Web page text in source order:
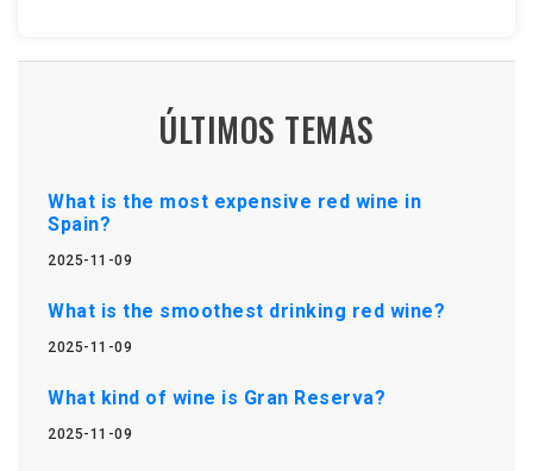
ÚLTIMOS TEMAS
What is the most expensive red wine in
Spain?
2025-11-09
What is the smoothest drinking red wine?
2025-11-09
What kind of wine is Gran Reserva?
2025-11-09